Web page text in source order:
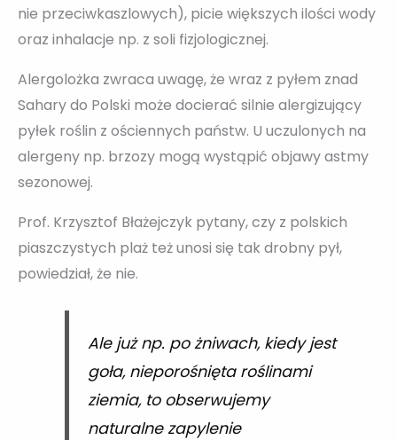
nie przeciwkaszlowych), picie większych ilości wody
oraz inhalacje np. z soli fizjologicznej.
Alergolożka zwraca uwagę, że wraz z pyłem znad
Sahary do Polski może docierać silnie alergizujący
pyłek roślin z ościennych państw. U uczulonych na
alergeny np. brzozy mogą wystąpić objawy astmy
sezonowej.
Prof. Krzysztof Błażejczyk pytany, czy z polskich
piaszczystych plaż też unosi się tak drobny pył,
powiedział, że nie.
Ale już np. po żniwach, kiedy jest
goła, nieporośnięta roślinami
ziemia, to obserwujemy
naturalne zapylenie